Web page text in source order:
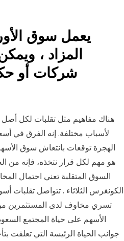
يعمل سوق
المزاد ،
شركات أو
هناك مفاهيم مثل تقلبات لكل أصل
هو مهم لكل قرار نتخذه، فإنه من
السوق المتقلبة تعني احتمال
الكونغرس الثلاثاء . تتواصل تقلبات
تسري مخاوف لدى المستثمرين
الأسهم على حياة المجتمع
جوانب الحياة الرئيسة التي تعلقت